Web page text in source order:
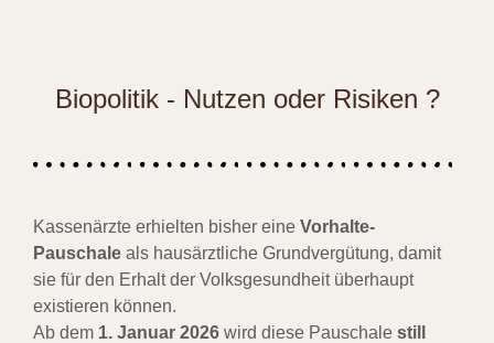
Biopolitik - Nutzen oder Risiken ?
Kassenärzte erhielten bisher eine Vorhalte-
Pauschale als hausärztliche Grundvergütung, damit
sie für den Erhalt der Volksgesundheit überhaupt
existieren können.
Ab dem 1. Januar 2026 wird diese Pauschale still